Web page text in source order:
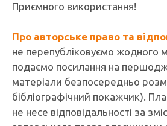
Приємного використання!
Про авторське право та
не перепубліковуємо жодного
подаємо посилання на
матеріали безпосередньо
бібліографічний покажчик).
не несе відповідальності за